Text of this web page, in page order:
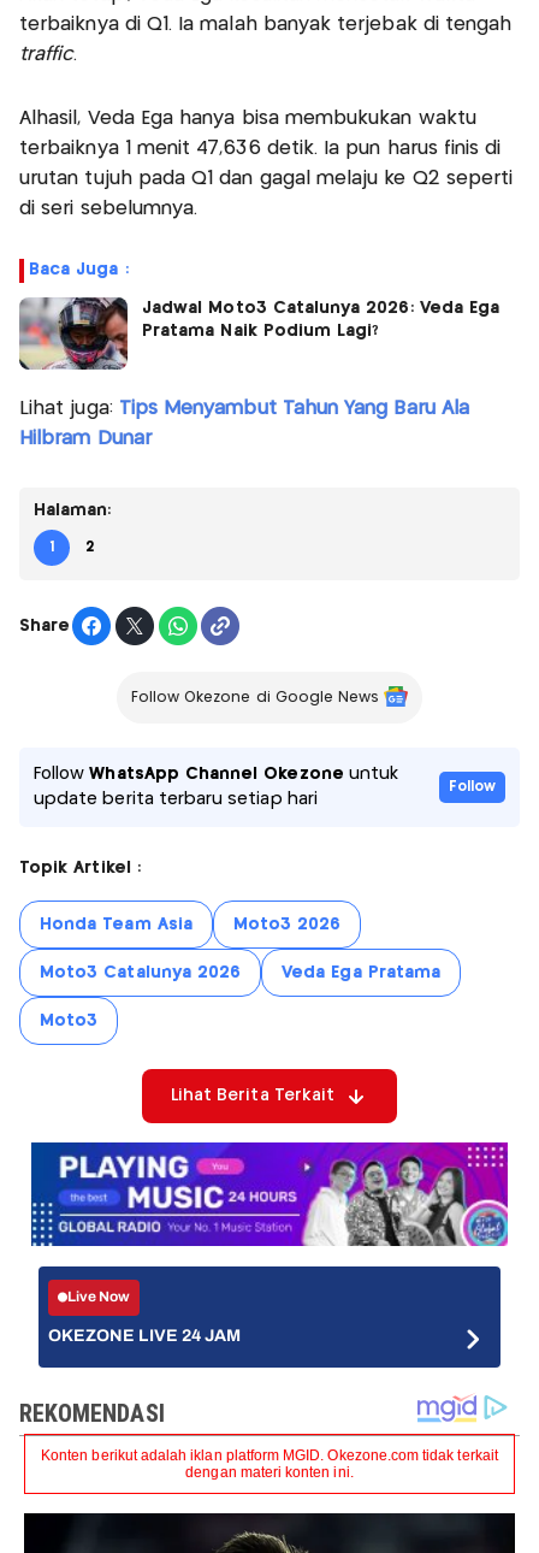
terbaiknya di Q1. Ia malah banyak terjebak di tengah
traffic.
Alhasil, Veda Ega hanya bisa membukukan waktu
terbaiknya 1 menit 47,636 detik. Ia pun harus finis di
urutan tujuh pada Q1 dan gagal melaju ke Q2 seperti
di seri sebelumnya.
Baca Juga :
Jadwal Moto3 Catalunya 2026: Veda Ega
Pratama Naik Podium Lagi?
Lihat juga: Tips Menyambut Tahun Yang Baru Ala
Hilbram Dunar
Halaman:
1 2
Share
Follow Okezone di Google News
FollowWhatsApp Channel Okezone untuk
update berita terbaru setiap hari
Follow
Topik Artikel :
Honda Team Asia Moto3 2026
Moto3 Catalunya 2026 Veda Ega Pratama
Moto3
Lihat Berita Terkait
Live Now
OKEZONE LIVE 24 JAM